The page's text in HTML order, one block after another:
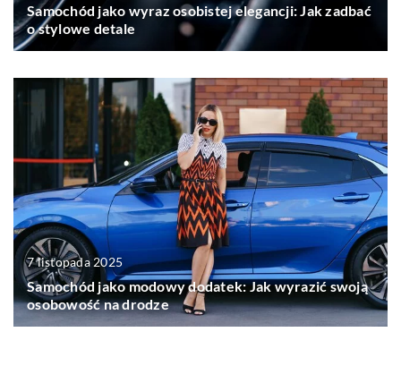
Samochód jako wyraz osobistej elegancji: Jak zadbać
o stylowe detale
7 listopada 2025
Samochód jako modowy dodatek: Jak wyrazić swoją
osobowość na drodze